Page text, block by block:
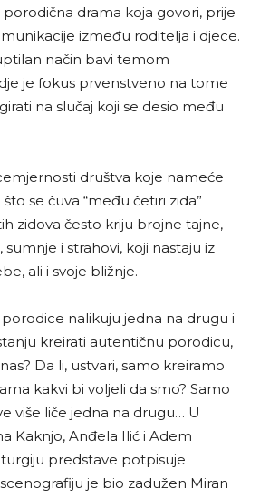
porodična drama koja govori, prije
između roditelja i djece.
način bavi temom
je fokus prvenstveno na tome
na slučaj koji se desio među
društva koje nameće
se čuva “među četiri zida”
zidova često kriju brojne tajne,
i strahovi, koji nastaju iz
ali i svoje bližnje.
porodice nalikuju jedna na drugu i
kreirati autentičnu porodicu,
Da li, ustvari, samo kreiramo
kakvi bi voljeli da smo? Samo
više liče jedna na drugu… U
Kaknjo, Anđela Ilić i Adem
predstave potpisuje
je bio zadužen Miran